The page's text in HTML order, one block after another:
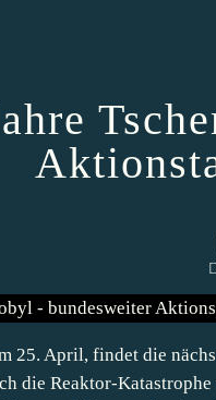
25. April, findet die
die Reaktor-